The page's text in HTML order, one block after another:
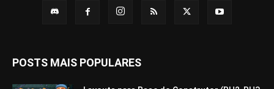
POSTS MAIS POPULARES